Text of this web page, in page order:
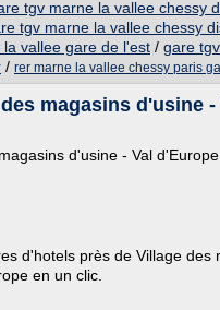
tgv marne la vallee chessy
tgv marne la vallee chessy
la vallee gare de l'est / gare
/ rer marne la vallee chessy paris
magasins d'usine -
d'usine - Val d'Europe
d'hotels près de Village des
en un clic.